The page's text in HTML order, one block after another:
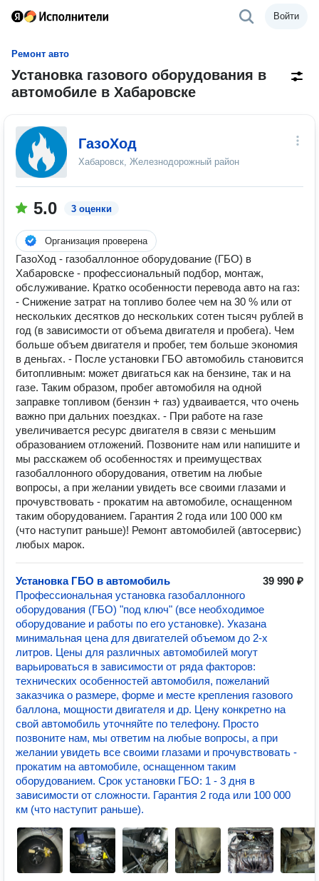
Войти
Ремонт авто
Установка газового оборудования в
автомобиле в Хабаровске
ГазоХод
Хабаровск, Железнодорожный район
5.0 3 оценки
Организация проверена
ГазоХод - газобаллонное оборудование (ГБО) в
Хабаровске - профессиональный подбор, монтаж,
обслуживание. Кратко особенности перевода авто на газ:
- Снижение затрат на топливо более чем на 30 % или от
нескольких десятков до нескольких сотен тысяч рублей в
год (в зависимости от объема двигателя и пробега). Чем
больше объем двигателя и пробег, тем больше экономия
в деньгах. - После установки ГБО автомобиль становится
битопливным: может двигаться как на бензине, так и на
газе. Таким образом, пробег автомобиля на одной
заправке топливом (бензин + газ) удваивается, что очень
важно при дальних поездках. - При работе на газе
увеличивается ресурс двигателя в связи с меньшим
образованием отложений. Позвоните нам или напишите и
мы расскажем об особенностях и преимуществах
газобаллонного оборудования, ответим на любые
вопросы, а при желании увидеть все своими глазами и
прочувствовать - прокатим на автомобиле, оснащенном
таким оборудованием. Гарантия 2 года или 100 000 км
(что наступит раньше)! Ремонт автомобилей (автосервис)
любых марок.
Установка ГБО в автомобиль
39 990 ₽
Профессиональная установка газобаллонного
оборудования (ГБО) "под ключ" (все необходимое
оборудование и работы по его установке). Указана
минимальная цена для двигателей объемом до 2-х
литров. Цены для различных автомобилей могут
варьироваться в зависимости от ряда факторов:
технических особенностей автомобиля, пожеланий
заказчика о размере, форме и месте крепления газового
баллона, мощности двигателя и др. Цену конкретно на
свой автомобиль уточняйте по телефону. Просто
позвоните нам, мы ответим на любые вопросы, а при
желании увидеть все своими глазами и прочувствовать -
прокатим на автомобиле, оснащенном таким
оборудованием. Срок установки ГБО: 1 - 3 дня в
зависимости от сложности. Гарантия 2 года или 100 000
км (что наступит раньше).